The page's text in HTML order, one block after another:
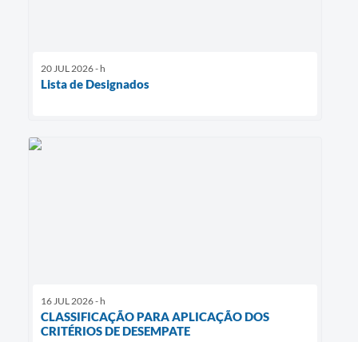
20 JUL 2026 - h
Lista de Designados
16 JUL 2026 - h
CLASSIFICAÇÃO PARA APLICAÇÃO DOS
CRITÉRIOS DE DESEMPATE